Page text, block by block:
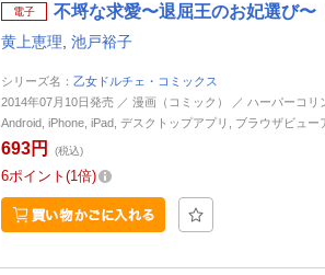
電子 不埒な求愛〜退屈王のお妃選び
黄上恵理 池戸裕子
シリーズ名： 乙女ドルチェ・コミックス
2014年07月10日発売 ／ 漫画（コミック） ／ ハーパーコ
Android, iPhone, iPad, デスクトップアプリ, ブラウザビュー
693円 (税込)
6ポイント 1倍